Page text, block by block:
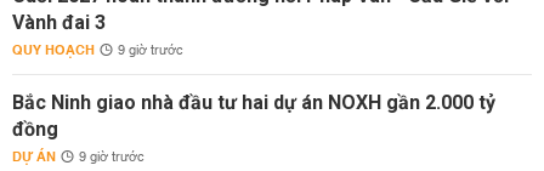
Vành đai 3
QUY HOẠCH 9 giờ trước
Bắc Ninh giao nhà đầu tư hai dự án NOXH gần 2.000 tỷ
đồng
DỰ ÁN 9 giờ trước